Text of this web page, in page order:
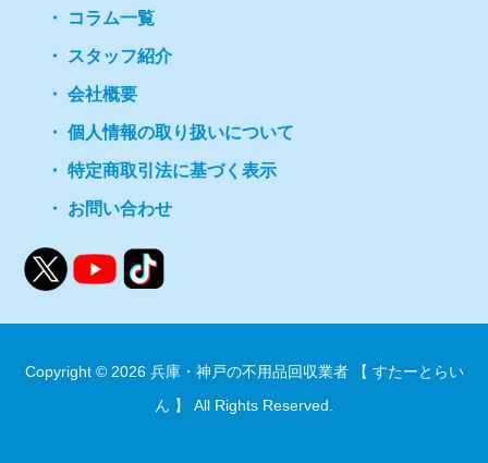
コラム一覧
スタッフ紹介
会社概要
個人情報の取り扱いについて
特定商取引法に基づく表示
お問い合わせ
Copyright © 2026 兵庫・神戸の不用品回収業者 【 すたーとらい
ん 】
All Rights Reserved.